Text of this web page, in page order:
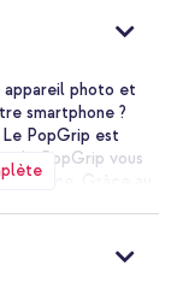
appareil photo et
smartphone ?
PopGrip est
le PopGrip vous
Grâce au
ce qui est
pour regarder des